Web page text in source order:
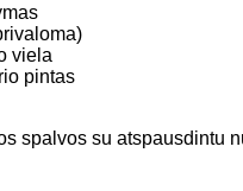
viela
pintas
spalvos su atspausdintu